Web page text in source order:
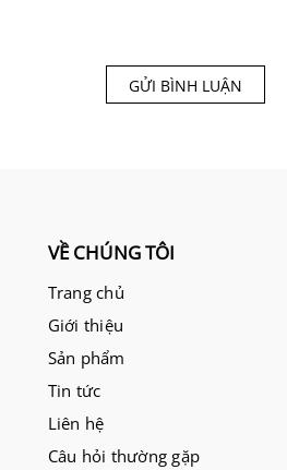
GỬI BÌNH LUẬN
VỀ CHÚNG TÔI
Trang chủ
Giới thiệu
Sản phẩm
Tin tức
Liên hệ
Câu hỏi thường gặp